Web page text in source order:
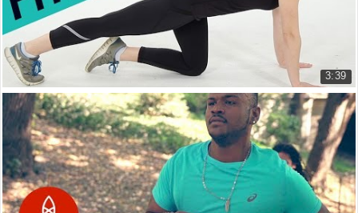
In the days of Gemini
Trong những ngày ở trên con tàu Gemini
you never knew for sure
bạn không bao giờ biết chắc chắn
00:32
where a spacecraft might land
được địa điểm mà 1 tàu vũ trụ có thể hạ cánh
00:33
if there was an emergency
nếu có 1 tình huống khẩn cấp
00:35
3:39
12 bài tập để thay đổi cuộc sống của bạn
12 Exercises To Change Your Life...
5.857 lượt xem